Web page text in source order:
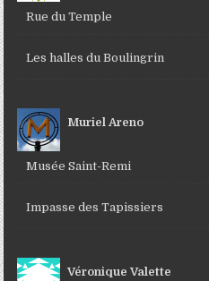
Rue du Temple
Les halles du Boulingrin
Muriel Areno
Musée Saint-Remi
Impasse des Tapissiers
Véronique Valette